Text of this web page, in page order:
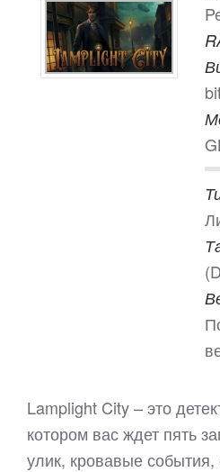
Lamplight City – это
котором вас ждет пять
улик, кровавые